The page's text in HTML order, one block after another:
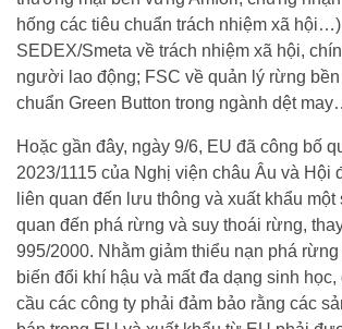
hống các tiêu chuẩn trách nhiệm xã
SEDEX/Smeta về trách nhiệm xã hội,
người lao động; FSC về quản lý rừng
chuẩn Green Button trong ngành dệt
Hoặc gần đây, ngày 9/6, EU đã công bố
2023/1115 của Nghị viện châu Âu và Hội
liên quan đến lưu thông và xuất khẩu một
quan đến phá rừng và suy thoái rừng,
995/2000. Nhằm giảm thiểu nạn phá
biến đổi khí hậu và mất đa dạng sinh học,
cầu các công ty phải đảm bảo rằng các